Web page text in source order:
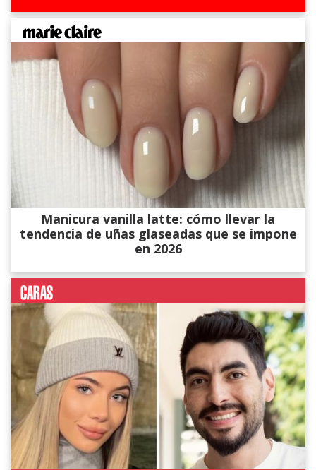
Manicura vanilla latte: cómo llevar la
tendencia de uñas glaseadas que se impone
en 2026